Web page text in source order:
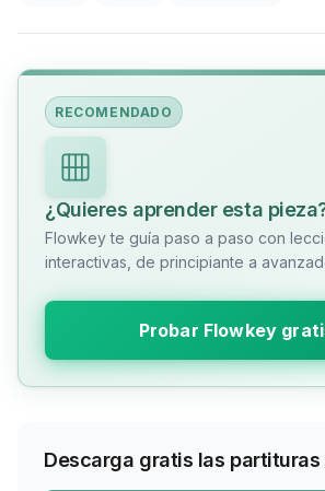
RECOMENDADO
¿Quieres aprender esta
Flowkey te guía paso a paso con
interactivas, de principiante a
Probar Flowkey
Descarga gratis las partituras